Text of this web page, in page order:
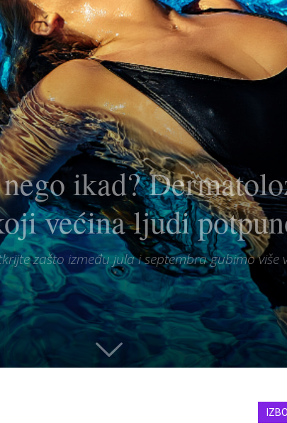
ikad?
većina ljudi
zašto između jula i septembra gubimo